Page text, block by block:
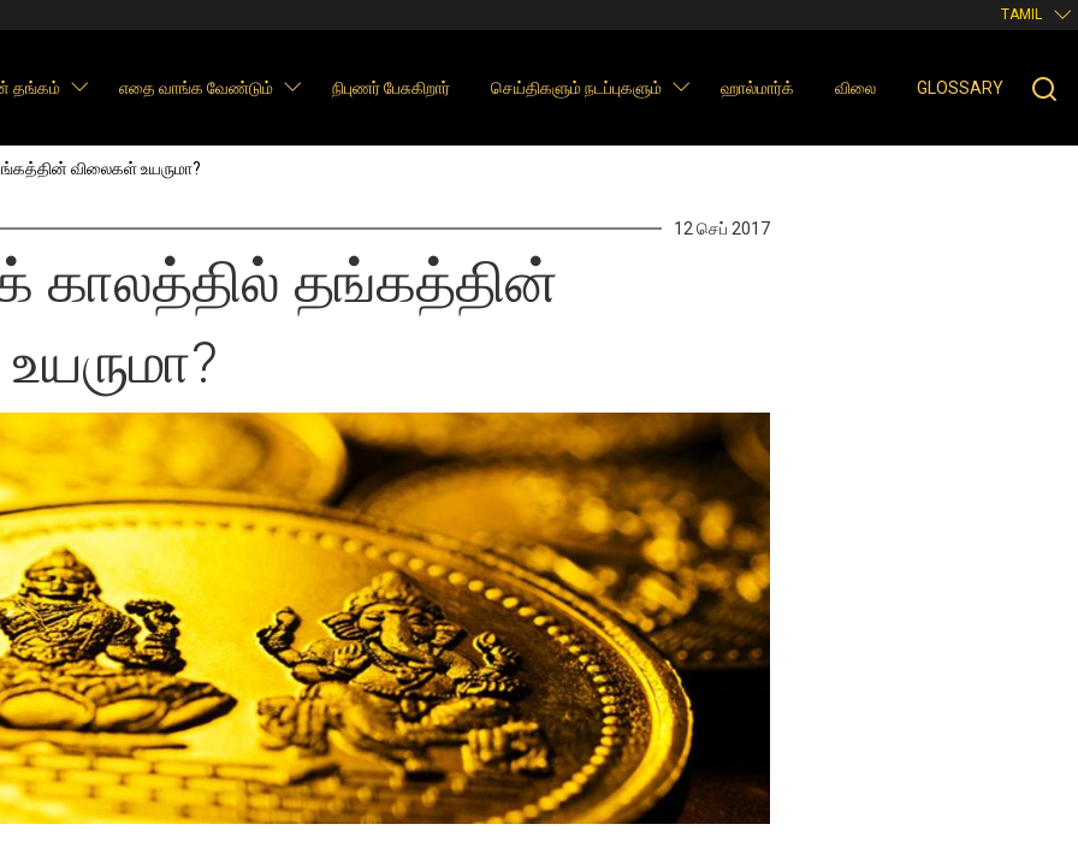
TAMIL
தங்கம் எதை வாங்க வேண்டும் நிபுணர் பேசுகிறார் செய்திகளும் நடப்புகளும் ஹால்மார்க் விலை GLOSSARY
விலைகள் உயருமா?
12 செப் 2017
காலத்தில் தங்கத்தின்